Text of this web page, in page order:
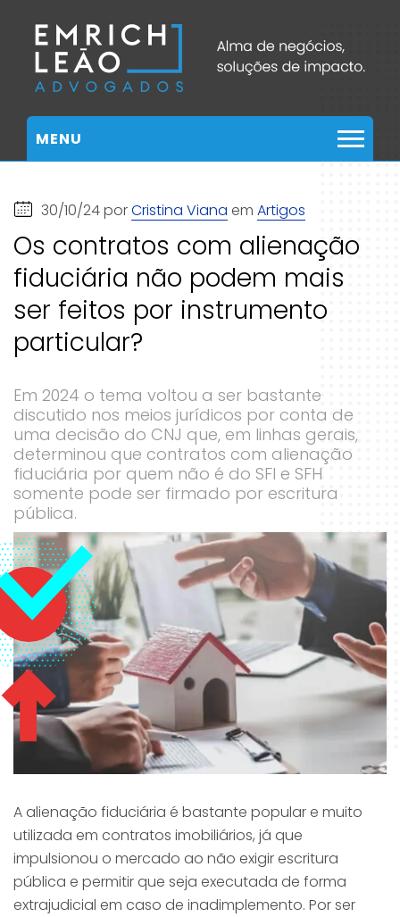
MENU
30/10/24 porCristina Viana em Artigos
Os contratos com alienação
fiduciária não podem mais
ser feitos por instrumento
particular?
Em 2024 o tema voltou a ser bastante
discutido nos meios jurídicos por conta de
uma decisão do CNJ que, em linhas gerais,
determinou que contratos com alienação
fiduciária por quem não é do SFI e SFH
somente pode ser firmado por escritura
pública.
A alienação fiduciária é bastante popular e muito
utilizada em contratos imobiliários, já que
impulsionou o mercado ao não exigir escritura
pública e permitir que seja executada de forma
extrajudicial em caso de inadimplemento. Por ser